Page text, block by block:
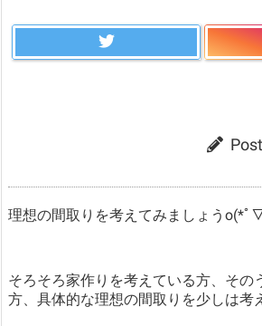
理想の間取りを考えてみましょうo(*ﾟ
そろそろ家作りを考えている方、その
方、具体的な理想の間取りを少しは考